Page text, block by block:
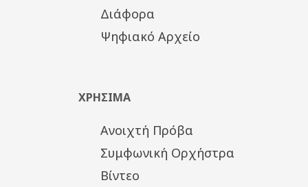
Διάφορα
Ψηφιακό Αρχείο
ΧΡΗΣΙΜΑ
Ανοιχτή Πρόβα
Συμφωνική Ορχήστρα
Βίντεο